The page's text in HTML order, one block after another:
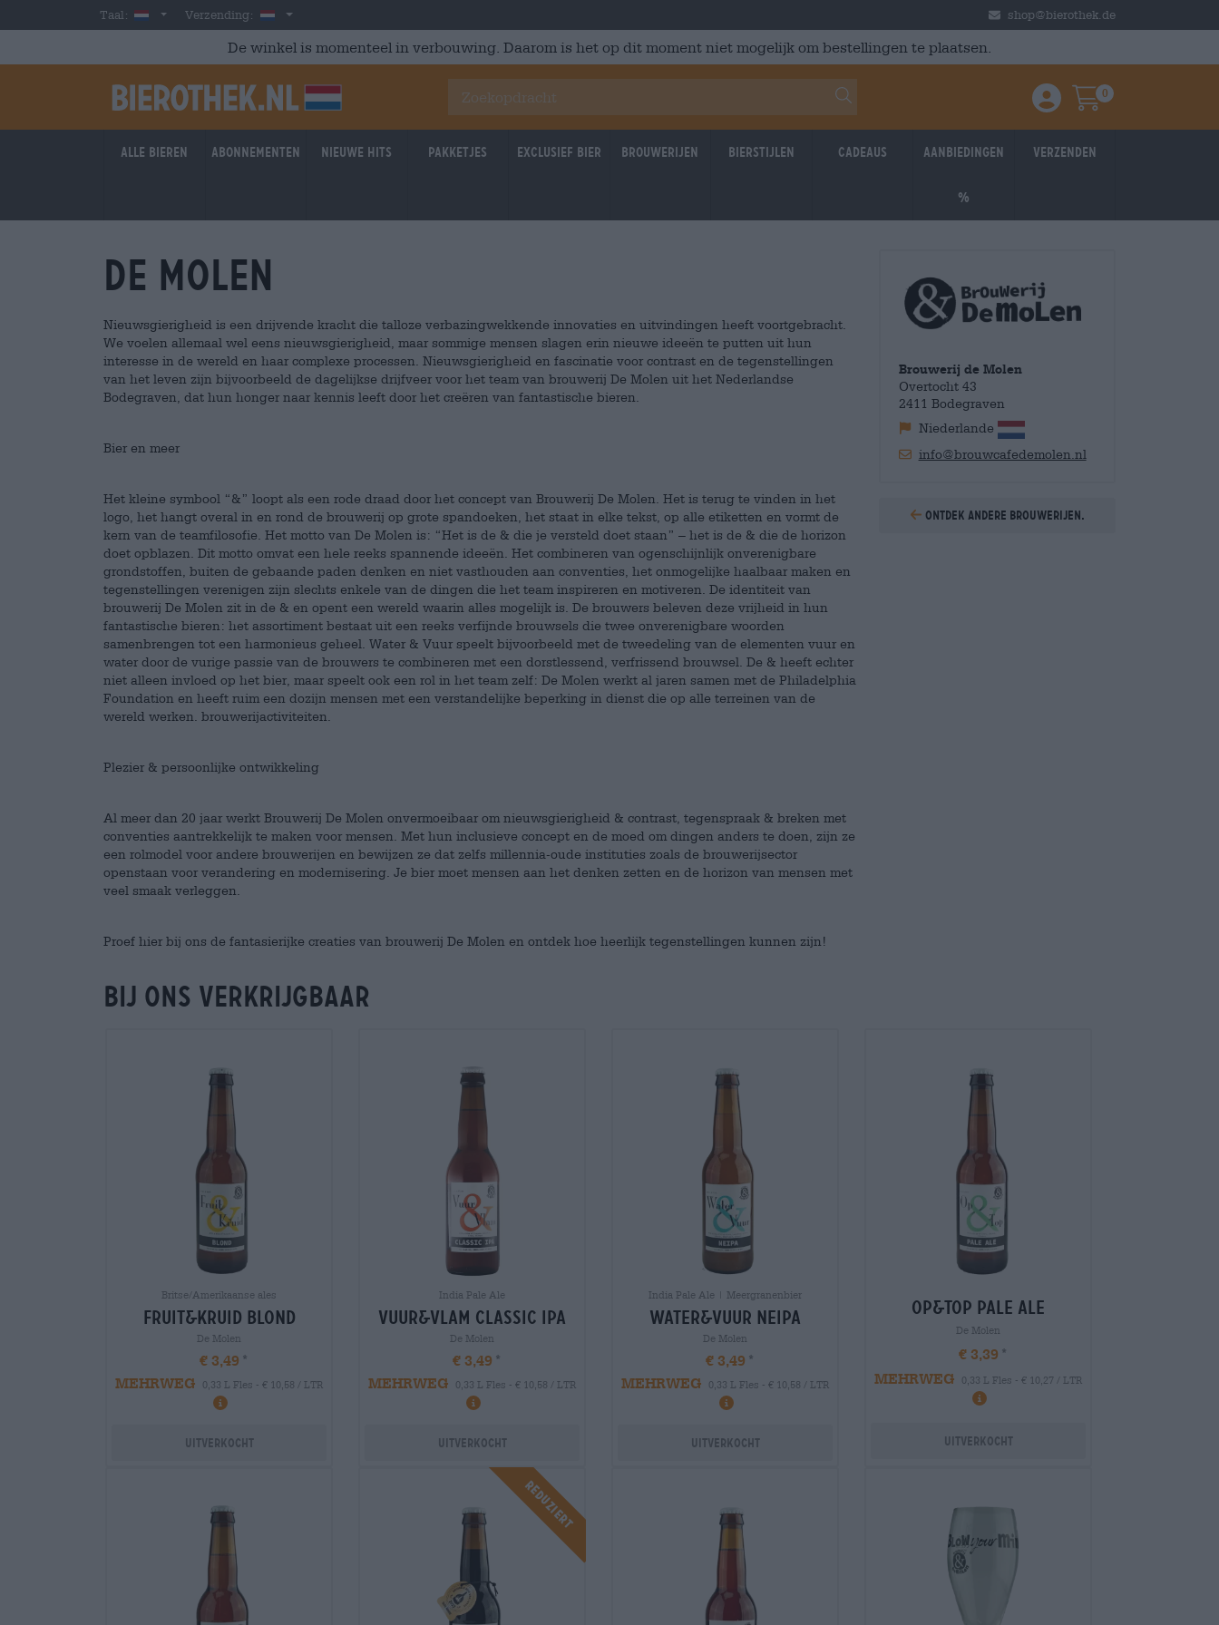
Skip to main content
Taal: DutchVerzending: Nederland shop@bierothek.de
De winkel is momenteel in verbouwing. Daarom is het op dit moment niet mogelijk om bestellingen te plaatsen.
Einloggen / Anmelden
Warenkorb
0
Alle bieren Abonnementen Nieuwe hits Pakketjes Exclusief Bier Brouwerijen Bierstijlen Cadeaus Aanbiedingen
%
Verzenden
De Molen
Nieuwsgierigheid is een drijvende kracht die talloze verbazingwekkende innovaties en uitvindingen heeft voortgebracht.
We voelen allemaal wel eens nieuwsgierigheid, maar sommige mensen slagen erin nieuwe ideeën te putten uit hun
interesse in de wereld en haar complexe processen. Nieuwsgierigheid en fascinatie voor contrast en de tegenstellingen
van het leven zijn bijvoorbeeld de dagelijkse drijfveer voor het team van brouwerij De Molen uit het Nederlandse
Bodegraven, dat hun honger naar kennis leeft door het creëren van fantastische bieren.
Bier en meer
Het kleine symbool “&” loopt als een rode draad door het concept van Brouwerij De Molen. Het is terug te vinden in het
logo, het hangt overal in en rond de brouwerij op grote spandoeken, het staat in elke tekst, op alle etiketten en vormt de
kern van de teamfilosofie. Het motto van De Molen is: “Het is de & die je versteld doet staan” – het is de & die de horizon
doet opblazen. Dit motto omvat een hele reeks spannende ideeën. Het combineren van ogenschijnlijk onverenigbare
grondstoffen, buiten de gebaande paden denken en niet vasthouden aan conventies, het onmogelijke haalbaar maken en
tegenstellingen verenigen zijn slechts enkele van de dingen die het team inspireren en motiveren. De identiteit van
brouwerij De Molen zit in de & en opent een wereld waarin alles mogelijk is. De brouwers beleven deze vrijheid in hun
fantastische bieren: het assortiment bestaat uit een reeks verfijnde brouwsels die twee onverenigbare woorden
samenbrengen tot een harmonieus geheel. Water & Vuur speelt bijvoorbeeld met de tweedeling van de elementen vuur en
water door de vurige passie van de brouwers te combineren met een dorstlessend, verfrissend brouwsel. De & heeft echter
niet alleen invloed op het bier, maar speelt ook een rol in het team zelf: De Molen werkt al jaren samen met de Philadelphia
Foundation en heeft ruim een dozijn mensen met een verstandelijke beperking in dienst die op alle terreinen van de
wereld werken. brouwerijactiviteiten.
Plezier & persoonlijke ontwikkeling
Al meer dan 20 jaar werkt Brouwerij De Molen onvermoeibaar om nieuwsgierigheid & contrast, tegenspraak & breken met
conventies aantrekkelijk te maken voor mensen. Met hun inclusieve concept en de moed om dingen anders te doen, zijn ze
een rolmodel voor andere brouwerijen en bewijzen ze dat zelfs millennia-oude instituties zoals de brouwerijsector
openstaan voor verandering en modernisering. Je bier moet mensen aan het denken zetten en de horizon van mensen met
veel smaak verleggen.
Proef hier bij ons de fantasierijke creaties van brouwerij De Molen en ontdek hoe heerlijk tegenstellingen kunnen zijn!
Brouwerij de Molen
Overtocht 43
2411 Bodegraven
Niederlande
info@brouwcafedemolen.nl
Ontdek andere brouwerijen.
Bij ons verkrijgbaar
Britse/Amerikaanse ales
fruit&kruid blond
De Molen
€ 3,49
MEHRWEG
0,33 L Fles - € 10,58 / LTR
Uitverkocht
India Pale Ale
vuur&vlam classic ipa
De Molen
€ 3,49
MEHRWEG
0,33 L Fles - € 10,58 / LTR
Uitverkocht
India Pale Ale | Meergranenbier
water&vuur neipa
De Molen
€ 3,49
MEHRWEG
0,33 L Fles - € 10,58 / LTR
Uitverkocht
op&top pale ale
De Molen
€ 3,39
MEHRWEG
0,33 L Fles - € 10,27 / LTR
Uitverkocht
Reduziert